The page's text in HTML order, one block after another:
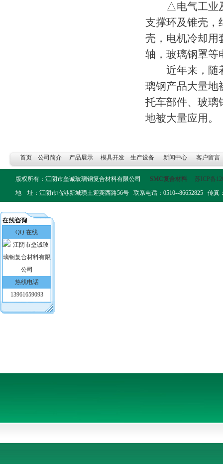
△电气工业及
支撑环及锥壳，
壳，电机冷却用
轴，玻璃钢罩等
近年来，随着
璃钢产品大量地
托车部件、玻璃
地被大量应用。
首页 公司简介 产品展示 模具开发 生产设备 新闻中心 客户留言
版权所有：江阴市垒诚玻璃钢复合材料有限公司 SMC复合材料
苏ICP备
地 址：江阴市临港新城璜土迎宾西路56号 联系电话：0510--86652825 传真
QQ 在线
热线电话
13961659093